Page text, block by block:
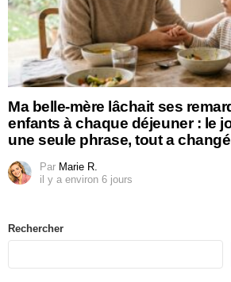
Ma belle-mère lâchait ses
enfants à chaque déjeuner : le
une seule phrase, tout a changé
Par Marie R.
il y a environ 6 jours
Rechercher